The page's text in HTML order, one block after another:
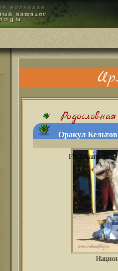
Родословная
Оракул